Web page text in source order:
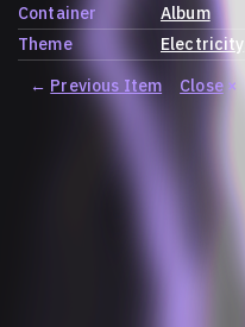
Container
Album
Theme
Electricity
← Previous Item Close×